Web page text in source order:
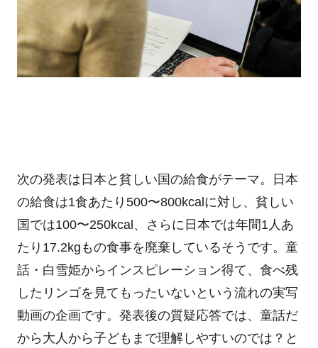
次の発表は日本と貧しい国の給食がテーマ。日本
の給食は1食あたり500〜800kcalに対し、貧しい
国では100〜250kcal、さらに日本では年間1人あ
たり17.2kgもの食事を廃棄しているそうです。童
話・白雪姫からインスピレーション得て、食べ残
したリンゴを見てもったいないという流れの実写
動画の企画です。発表後の質疑応答では、童話だ
から大人から子どもまで理解しやすいのでは？と